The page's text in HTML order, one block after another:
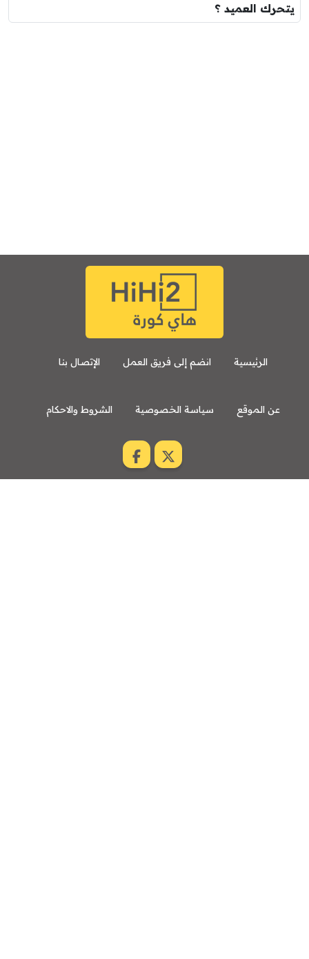
يتحرك العميد ؟
الرئيسية انضم إلى فريق العمل الإتصال بنا
عن الموقع سياسة الخصوصية الشروط والاحكام